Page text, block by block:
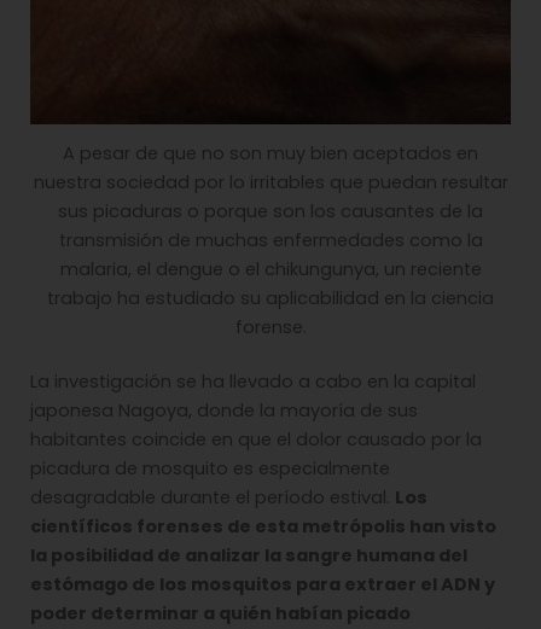
A pesar de que no son muy bien aceptados en
nuestra sociedad por lo irritables que puedan resultar
sus picaduras o porque son los causantes de la
transmisión de muchas enfermedades como la
malaria, el dengue o el chikungunya, un reciente
trabajo ha estudiado su aplicabilidad en la ciencia
forense.
La investigación se ha llevado a cabo en la capital
japonesa Nagoya, donde la mayoría de sus
habitantes coincide en que el dolor causado por la
picadura de mosquito es especialmente
desagradable durante el período estival. Los
científicos forenses de esta metrópolis han visto
la posibilidad de analizar la sangre humana del
estómago de los mosquitos para extraer el ADN y
poder determinar a quién habían picado